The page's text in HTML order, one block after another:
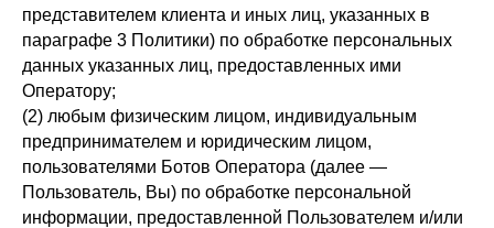
представителем клиента и иных лиц, указанных в
параграфе 3 Политики) по обработке персональных
данных указанных лиц, предоставленных ими
Оператору;
(2) любым физическим лицом, индивидуальным
предпринимателем и юридическим лицом,
пользователями Ботов Оператора (далее —
Пользователь, Вы) по обработке персональной
информации, предоставленной Пользователем и/или